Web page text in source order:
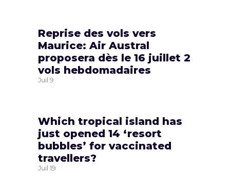
Reprise des vols vers
Maurice: Air Austral
proposera dès le 16 juillet 2
vols hebdomadaires
Juil 9
Which tropical island has
just opened 14 ‘resort
bubbles’ for vaccinated
travellers?
Juil 19